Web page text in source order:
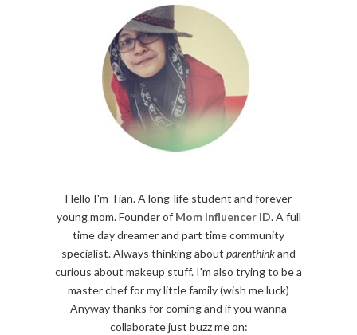
Hello I'm Tian. A long-life student and forever
young mom. Founder of Mom Influencer ID. A full
time day dreamer and part time community
specialist. Always thinking about parenthinkand
curious about makeup stuff. I'm also trying to be a
master chef for my little family (wish me luck)
Anyway thanks for coming and if you wanna
collaborate just buzz me on: